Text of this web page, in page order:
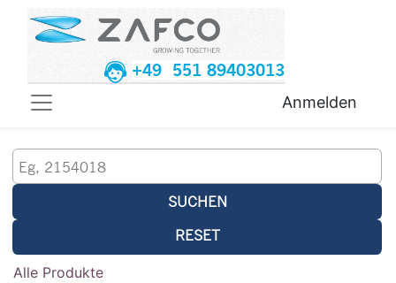
+49 551 89403013
Anmelden
SUCHEN
RESET
Alle Produkte